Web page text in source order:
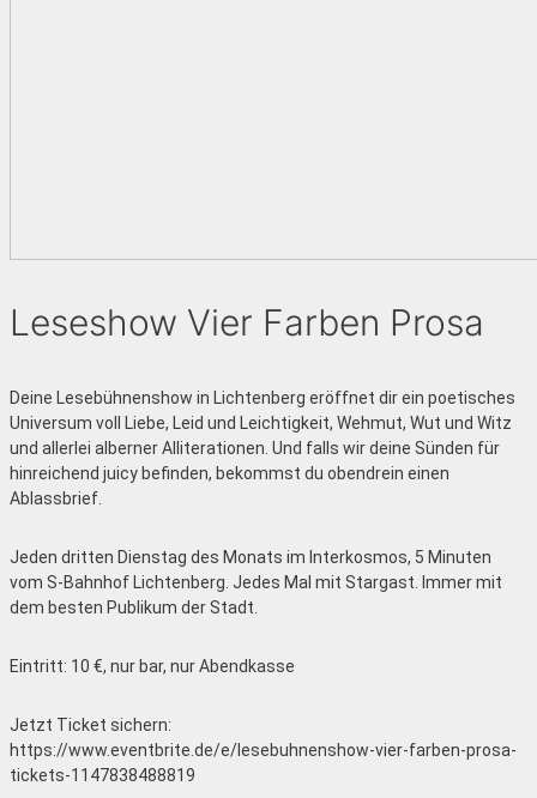
Leseshow Vier Farben Prosa
Deine Lesebühnenshow in Lichtenberg eröffnet dir ein poetisches
Universum voll Liebe, Leid und Leichtigkeit, Wehmut, Wut und Witz
und allerlei alberner Alliterationen. Und falls wir deine Sünden für
hinreichend juicy befinden, bekommst du obendrein einen
Ablassbrief.
Jeden dritten Dienstag des Monats im Interkosmos, 5 Minuten
vom S-Bahnhof Lichtenberg. Jedes Mal mit Stargast. Immer mit
dem besten Publikum der Stadt.
Eintritt: 10 €, nur bar, nur Abendkasse
Jetzt Ticket sichern:
https://www.eventbrite.de/e/lesebuhnenshow-vier-farben-prosa-
tickets-1147838488819